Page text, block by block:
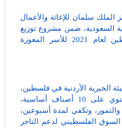
سلمان للإغاثة والأعمال
السعودية، ضمن مشروع توزيع
السلال الغذائية في فلسطين لعام 2021 للأسر المعوزة
الخيرية الأردنية في فلسطين،
إلى أن السلة الغذائية تحتوي على 10 أصناف أساسية،
وتكفي لمدة أسبوعين،
الفلسطيني لدعم التاجر